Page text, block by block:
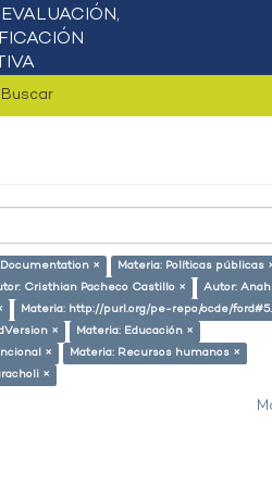
Buscar
×
Materia: Políticas públicas
Cristhian Pacheco Castillo ×
Autor:
Materia: http://purl.org/pe-repo/ocde/
×
Materia: Educación ×
×
Materia: Recursos humanos ×
×